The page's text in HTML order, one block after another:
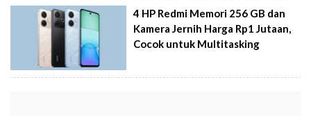
4 HP Redmi Memori 256 GB dan
Kamera Jernih Harga Rp1 Jutaan,
Cocok untuk Multitasking